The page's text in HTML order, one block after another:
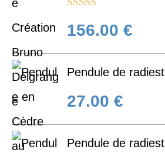
sur 5
156.00 €
Pendule de
27.00 €
Pendule de